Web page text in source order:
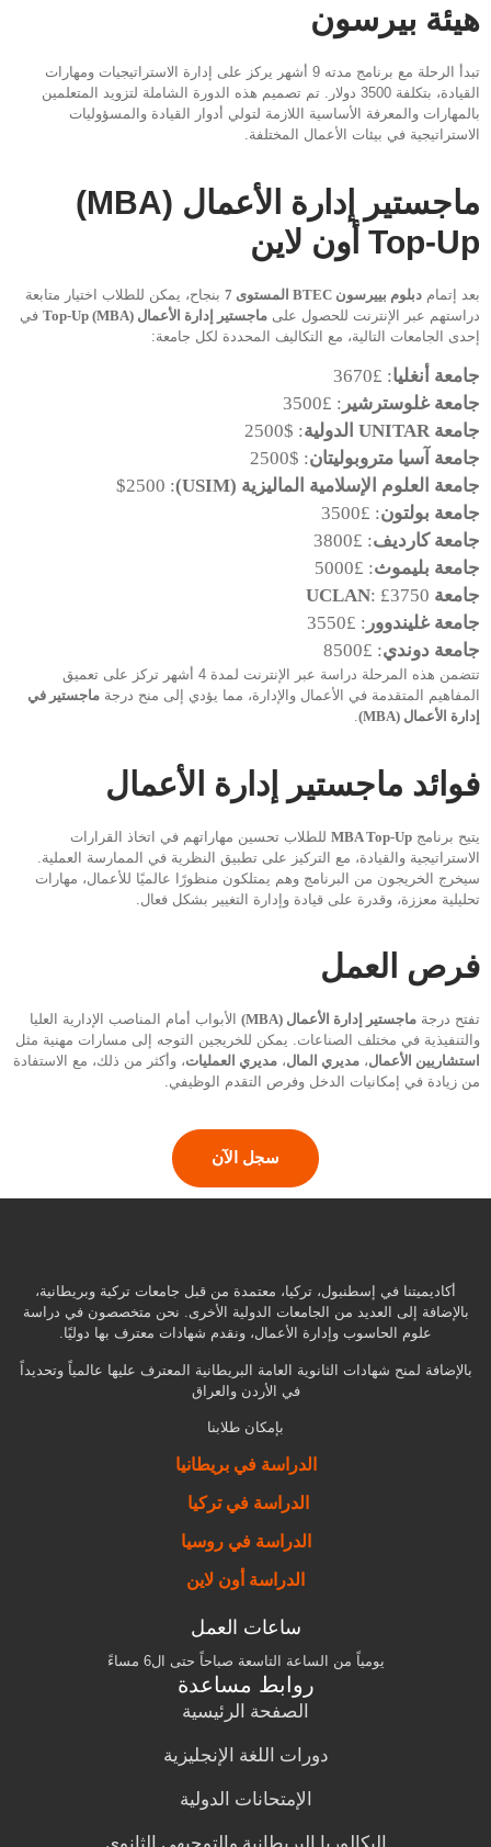
هيئة بيرسون
تبدأ الرحلة مع برنامج مدته 9 أشهر يركز على إدارة الاستراتيجيات ومهارات
القيادة، بتكلفة 3500 دولار. تم تصميم هذه الدورة الشاملة لتزويد المتعلمين
بالمهارات والمعرفة الأساسية اللازمة لتولي أدوار القيادة والمسؤوليات
الاستراتيجية في بيئات الأعمال المختلفة.
ماجستير إدارة الأعمال (MBA)
Top-Up أون لاين
بعد إتمام دبلوم بييرسون BTEC المستوى 7
بنجاح، يمكن للطلاب اختيار متابعة
دراستهم عبر الإنترنت للحصول على ماجستير إدارة الأعمال (MBA) Top-Up
في
إحدى الجامعات التالية، مع التكاليف المحددة لكل جامعة:
جامعة أنغليا: £3670
جامعة غلوسترشير : £3500
جامعة UNITAR الدولية
: $2500
جامعة آسيا متروبوليتان: $2500
جامعة العلوم الإسلامية الماليزية (USIM)
: $2500
جامعة بولتون: £3500
جامعة كارديف: £3800
جامعة بليموث: £5000
جامعة UCLAN : £3750
جامعة غليندوور : £3550
جامعة دوندي: £8500
تتضمن هذه المرحلة دراسة عبر الإنترنت لمدة 4 أشهر تركز على تعميق
المفاهيم المتقدمة في الأعمال والإدارة، مما يؤدي إلى منح درجة ماجستير في
إدارة الأعمال (MBA)
.
فوائد ماجستير إدارة الأعمال
يتيح برنامج MBA Top-Up للطلاب تحسين مهاراتهم في اتخاذ القرارات
الاستراتيجية والقيادة، مع التركيز على تطبيق النظرية في الممارسة العملية.
سيخرج الخريجون من البرنامج وهم يمتلكون منظورًا عالميًا للأعمال، مهارات
تحليلية معززة، وقدرة على قيادة وإدارة التغيير بشكل فعال.
فرص العمل
تفتح درجة ماجستير إدارة الأعمال (MBA)
الأبواب أمام المناصب الإدارية العليا
والتنفيذية في مختلف الصناعات. يمكن للخريجين التوجه إلى مسارات مهنية مثل
استشاريين الأعمال، مديري المال، مديري العمليات، وأكثر من ذلك، مع الاستفادة
من زيادة في إمكانيات الدخل وفرص التقدم الوظيفي.
سجل الآن
أكاديميتنا في إسطنبول، تركيا، معتمدة من قبل جامعات تركية وبريطانية،
بالإضافة إلى العديد من الجامعات الدولية الأخرى. نحن متخصصون في دراسة
علوم الحاسوب وإدارة الأعمال، ونقدم شهادات معترف بها دوليًا.
بالإضافة لمنح شهادات الثانوية العامة البريطانية المعترف عليها عالمياً وتحديداً
في الأردن والعراق
بإمكان طلابنا
الدراسة في بريطانيا
الدراسة في تركيا
الدراسة في روسيا
الدراسة أون لاين
ساعات العمل
يومياً من الساعة التاسعة صباحاً حتى ال6 مساءً
روابط مساعدة
الصفحة الرئيسية
دورات اللغة الإنجليزية
الإمتحانات الدولية
البكالوريا البريطانية والتوجيهي الثانوي